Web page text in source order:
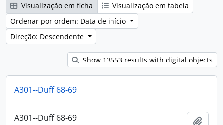
Visualização em ficha
Visualização em tabela
Ordenar por ordem: Data de início
Direção: Descendente
Show 13553 results with digital objects
A301--Duff 68-69
A301--Duff 68-69